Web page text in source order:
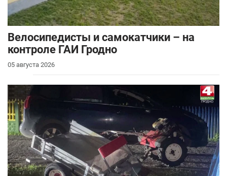
Велосипедисты и самокатчики – на
контроле ГАИ Гродно
05 августа 2026